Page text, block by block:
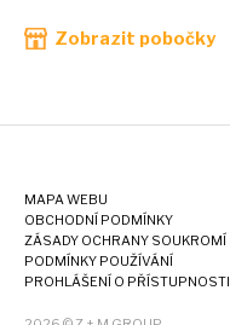
Zobrazit pobočky
MAPA WEBU
OBCHODNÍ PODMÍNKY
ZÁSADY OCHRANY SOUKROMÍ
PODMÍNKY POUŽÍVÁNÍ
PROHLÁŠENÍ O PŘÍSTUPNOSTI